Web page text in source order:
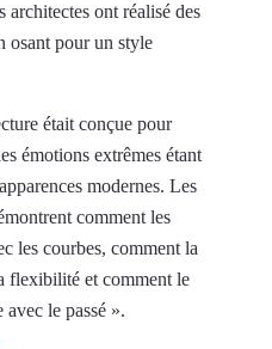
architectes ont réalisé des
osant pour un style
était conçue pour
émotions extrêmes étant
modernes. Les
comment les
les courbes, comment la
flexibilité et comment le
le passé ».